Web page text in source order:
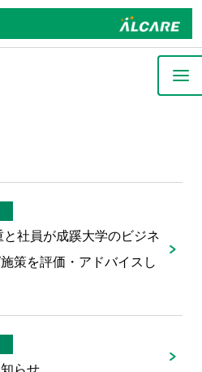
社員が成蹊大学のビジネ
策を評価・アドバイスし